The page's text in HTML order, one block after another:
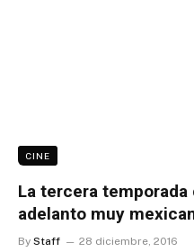
CINE
La tercera
adelanto muy
By Staff 28 diciembre, 2016